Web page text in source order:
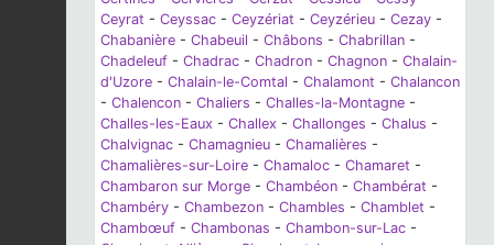
Ceyrat - Ceyssac - Ceyzériat - Ceyzérieu - Cezay -
Chabanière - Chabeuil - Châbons - Chabrillan -
Chadeleuf - Chadrac - Chadron - Chagnon - Chalain-
d'Uzore - Chalain-le-Comtal - Chalamont - Chalancon
- Chalencon - Chaliers - Challes-la-Montagne -
Challes-les-Eaux - Challex - Challonges - Chalus -
Chalvignac - Chamagnieu - Chamalières -
Chamalières-sur-Loire - Chamaloc - Chamaret -
Chambaron sur Morge - Chambéon - Chambérat -
Chambéry - Chambezon - Chambles - Chamblet -
Chambœuf - Chambonas - Chambon-sur-Lac -